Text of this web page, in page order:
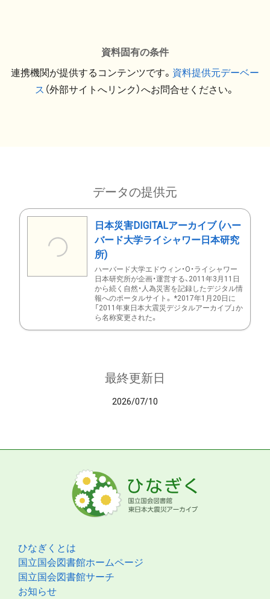
資料固有の条件
連携機関が提供するコンテンツです。 資料提供元デーベー
ス （外部サイトへリンク）へお問合せください。
データの提供元
日本災害DIGITALアーカイブ (ハー
バード大学ライシャワー日本研究
所)
ハーバード大学エドウィン・O・ライシャワー
日本研究所が企画・運営する、2011年3月11日
から続く自然・人為災害を記録したデジタル情
報へのポータルサイト。 *2017年1月20日に
「2011年東日本大震災デジタルアーカイブ」か
ら名称変更された。
最終更新日
2026/07/10
ひなぎくとは
国立国会図書館ホームページ
国立国会図書館サーチ
お知らせ